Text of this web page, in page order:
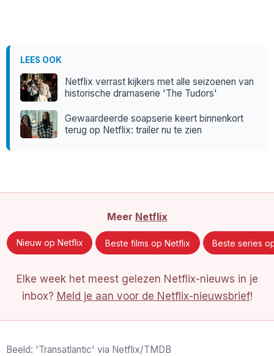
LEES OOK
Netflix verrast kijkers met alle seizoenen van
historische dramaserie 'The Tudors'
Gewaardeerde soapserie keert binnenkort
terug op Netflix: trailer nu te zien
Meer Netflix
Nieuw op Netflix Beste films op Netflix Beste series
Elke week het meest gelezen Netflix-nieuws in je
inbox? Meld je aan voor de Netflix-nieuwsbrief!
Beeld: 'Transatlantic' via Netflix/TMDB